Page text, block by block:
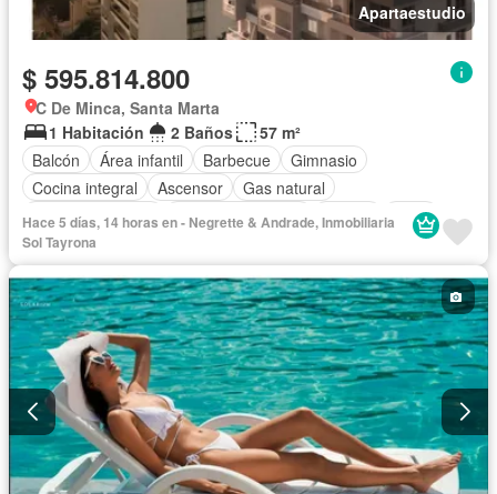
Apartaestudio
$ 595.814.800
C De Minca, Santa Marta
1 Habitación
2 Baños
57 m²
Balcón
Área infantil Barbecue
Gimnasio
Cocina integral
Ascensor
Gas natural
Vista panorámica
Seguridad privada Piscina Agua
Hace 5 días, 14 horas en - Negrette & Andrade, Inmobiliaria
Sol Tayrona